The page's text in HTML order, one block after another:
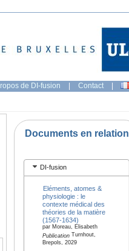
de DI-fusion | Contact |
Documents en relation
DI-fusion
Eléments, atomes &
physiologie : le
contexte médical des
théories de la matière
(1567-1634)
par Moreau, Elisabeth
PublicationTurnhout,
Brepols, 2029